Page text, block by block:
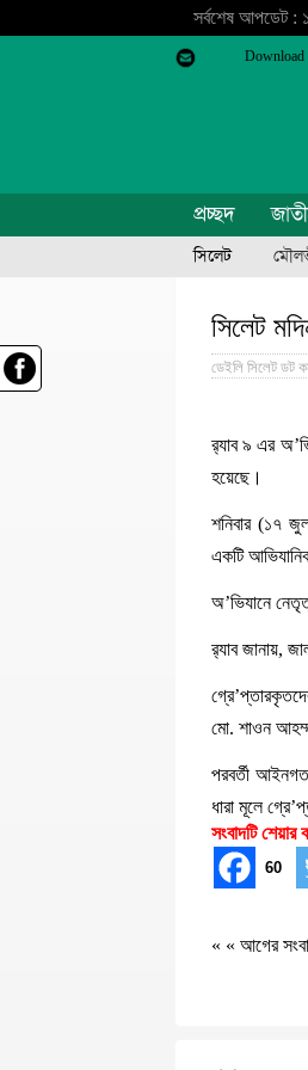
সর্বশেষ আপডেট :
Download
প্রচ্ছদ
সিলেট
সিলেট
ডেইলি সিলেট ডট
র‍্যাব ৯ এর
হয়েছে।
শনিবার (১৭
একটি
অ’ভিযানে
র‍্যাব জানায়,
মো. শাওন
পরবর্তী
ধারা মূলে
সংবাদটি
60
« « আগের